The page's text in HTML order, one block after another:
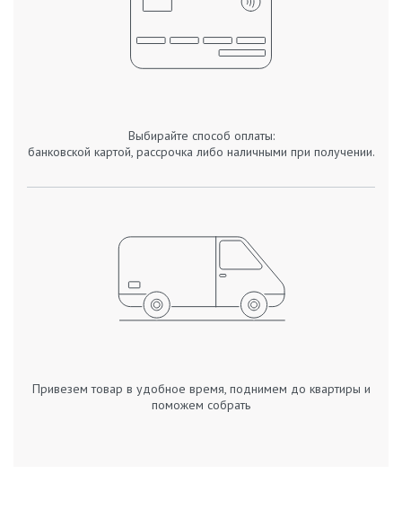
Выбирайте способ оплаты:
банковской картой, рассрочка либо наличными при получении.
Привезем товар в удобное время, поднимем до квартиры и
поможем собрать